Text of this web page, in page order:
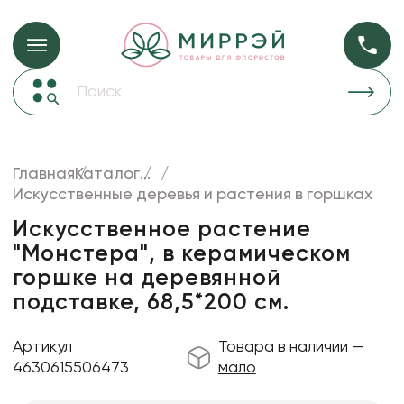
Упаковка для цветов и подарков Упаковка для
прозрачная
Коробки для цветов
Декор для дома
Сухоцветы
Лента
Товары для флористов
Пакеты для цветов и подарков
ГлавнаяКаталог...
Искусственные деревья и растения в горшках
Искусственное растение
"Монстера", в керамическом
горшке на деревянной
подставке, 68,5*200 см.
Артикул
4630615506473
Товара в наличии —
мало